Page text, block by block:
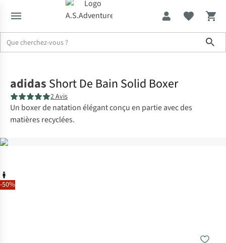
-50%
adidas Short De Bain Solid Boxer
2 Avis
Un boxer de natation élégant conçu en partie avec des
matières recyclées.